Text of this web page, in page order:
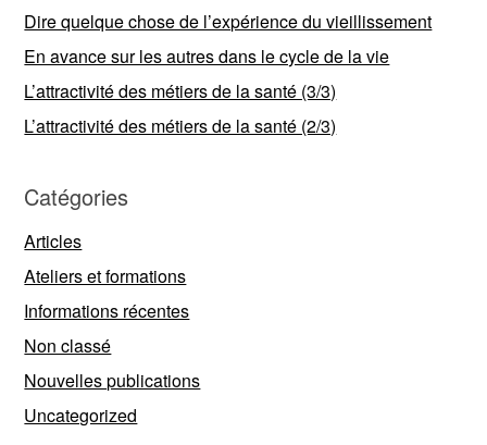
Dire quelque chose de l’expérience du vieillissement
En avance sur les autres dans le cycle de la vie
L’attractivité des métiers de la santé (3/3)
L’attractivité des métiers de la santé (2/3)
Catégories
Articles
Ateliers et formations
Informations récentes
Non classé
Nouvelles publications
Uncategorized